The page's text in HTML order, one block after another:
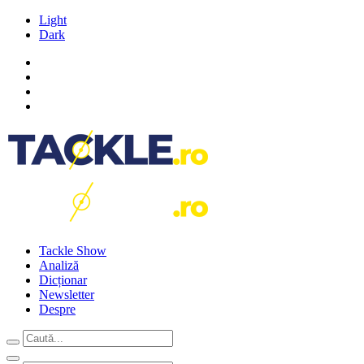
Light
Dark
Tackle Show
Analiză
Dicționar
Newsletter
Despre